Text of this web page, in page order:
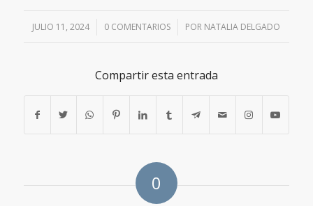
JULIO 11, 2024
/ 0 COMENTARIOS
/ POR NATALIA DELGADO
Compartir esta entrada
0